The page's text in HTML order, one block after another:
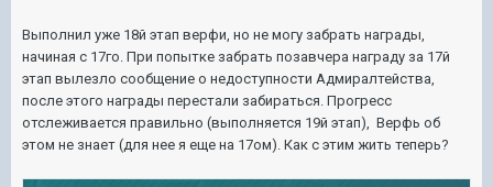
Выполнил уже 18й этап верфи, но не могу забрать награды,
начиная с 17го. При попытке забрать позавчера награду за 17й
этап вылезло сообщение о недоступности Адмиралтейства,
после этого награды перестали забираться. Прогресс
отслеживается правильно (выполняется 19й этап), Верфь об
этом не знает (для нее я еще на 17ом). Как с этим жить теперь?